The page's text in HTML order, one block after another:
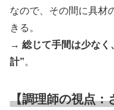
なので、その間に具材
きる。
→ 総じて手間は少なく
計”。
【調理師の視点：